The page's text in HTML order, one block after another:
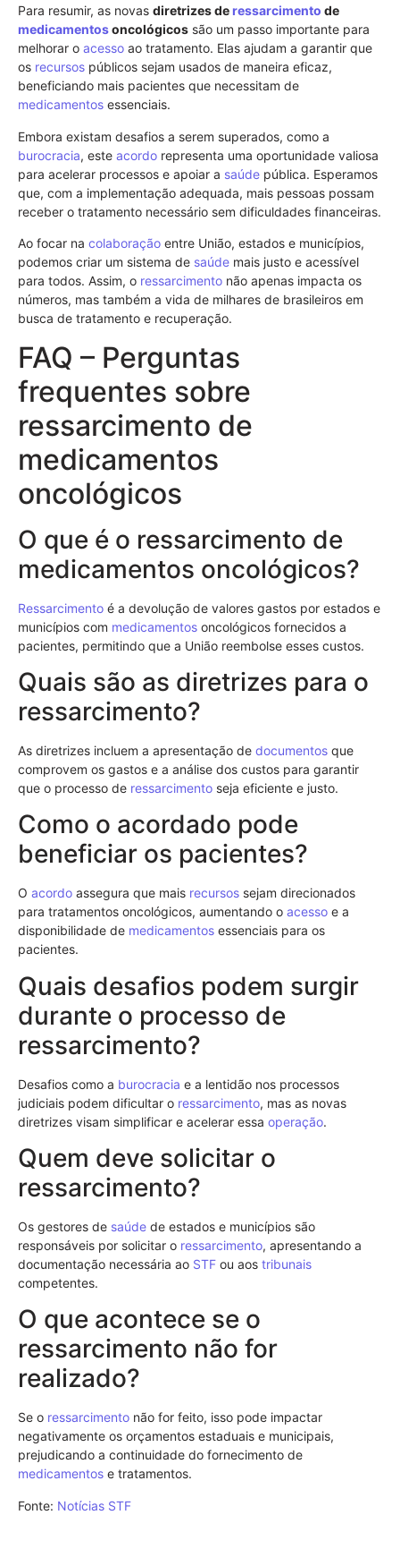
Para resumir, as novas diretrizes deressarcimento de
medicamentosoncológicos são um passo importante para
melhorar o acesso ao tratamento. Elas ajudam a garantir que
os recursos públicos sejam usados de maneira eficaz,
beneficiando mais pacientes que necessitam de
medicamentos essenciais.
Embora existam desafios a serem superados, como a
burocracia, este acordo representa uma oportunidade valiosa
para acelerar processos e apoiar a saúde pública. Esperamos
que, com a implementação adequada, mais pessoas possam
receber o tratamento necessário sem dificuldades financeiras.
Ao focar na colaboração entre União, estados e municípios,
podemos criar um sistema de saúde mais justo e acessível
para todos. Assim, o ressarcimento não apenas impacta os
números, mas também a vida de milhares de brasileiros em
busca de tratamento e recuperação.
FAQ – Perguntas
frequentes sobre
ressarcimento de
medicamentos
oncológicos
O que é o ressarcimento de
medicamentos oncológicos?
Ressarcimento é a devolução de valores gastos por estados e
municípios com medicamentos oncológicos fornecidos a
pacientes, permitindo que a União reembolse esses custos.
Quais são as diretrizes para o
ressarcimento?
As diretrizes incluem a apresentação de documentos que
comprovem os gastos e a análise dos custos para garantir
que o processo de ressarcimento seja eficiente e justo.
Como o acordado pode
beneficiar os pacientes?
O acordo assegura que mais recursos sejam direcionados
para tratamentos oncológicos, aumentando o acesso e a
disponibilidade de medicamentos essenciais para os
pacientes.
Quais desafios podem surgir
durante o processo de
ressarcimento?
Desafios como a burocracia e a lentidão nos processos
judiciais podem dificultar o ressarcimento, mas as novas
diretrizes visam simplificar e acelerar essa operação.
Quem deve solicitar o
ressarcimento?
Os gestores de saúde de estados e municípios são
responsáveis por solicitar o ressarcimento, apresentando a
documentação necessária ao STF ou aos tribunais
competentes.
O que acontece se o
ressarcimento não for
realizado?
Se o ressarcimento não for feito, isso pode impactar
negativamente os orçamentos estaduais e municipais,
prejudicando a continuidade do fornecimento de
medicamentos e tratamentos.
Fonte: Notícias STF